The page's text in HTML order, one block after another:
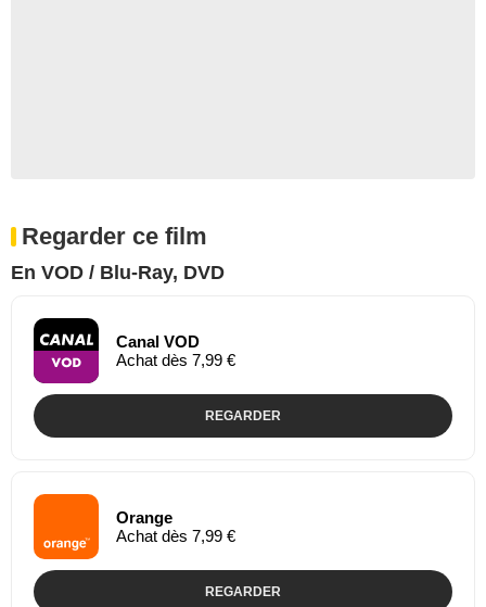
Regarder ce film
En VOD / Blu-Ray, DVD
Canal VOD
Achat dès 7,99 €
REGARDER
Orange
Achat dès 7,99 €
REGARDER